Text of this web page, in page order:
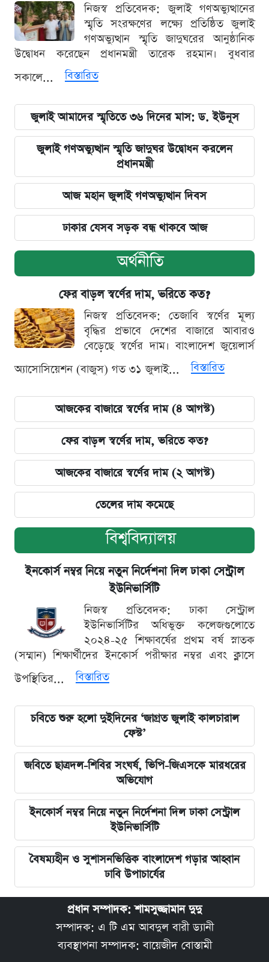
নিজস্ব প্রতিবেদক: জুলাই গণঅভ্যুত্থানের
স্মৃতি সংরক্ষণের লক্ষ্যে প্রতিষ্ঠিত জুলাই
গণঅভ্যুত্থান স্মৃতি জাদুঘরের আনুষ্ঠানিক
উদ্বোধন করেছেন প্রধানমন্ত্রী তারেক রহমান। বুধবার
সকালে...
বিস্তারিত
জুলাই আমাদের স্মৃতিতে ৩৬ দিনের মাস: ড. ইউনূস
জুলাই গণঅভ্যুত্থান স্মৃতি জাদুঘর উদ্বোধন করলেন
প্রধানমন্ত্রী
আজ মহান জুলাই গণঅভ্যুত্থান দিবস
ঢাকার যেসব সড়ক বন্ধ থাকবে আজ
অর্থনীতি
ফের বাড়ল স্বর্ণের দাম, ভরিতে কত?
নিজস্ব প্রতিবেদক: তেজাবি স্বর্ণের মূল্য
বৃদ্ধির প্রভাবে দেশের বাজারে আবারও
বেড়েছে স্বর্ণের দাম। বাংলাদেশ জুয়েলার্স
অ্যাসোসিয়েশন (বাজুস) গত ৩১ জুলাই...
বিস্তারিত
আজকের বাজারে স্বর্ণের দাম (৪ আগস্ট)
ফের বাড়ল স্বর্ণের দাম, ভরিতে কত?
আজকের বাজারে স্বর্ণের দাম (২ আগস্ট)
তেলের দাম কমেছে
বিশ্ববিদ্যালয়
ইনকোর্স নম্বর নিয়ে নতুন নির্দেশনা দিল ঢাকা সেন্ট্রাল
ইউনিভার্সিটি
নিজস্ব প্রতিবেদক: ঢাকা সেন্ট্রাল
ইউনিভার্সিটির অধিভুক্ত কলেজগুলোতে
২০২৪-২৫ শিক্ষাবর্ষের প্রথম বর্ষ স্নাতক
(সম্মান) শিক্ষার্থীদের ইনকোর্স পরীক্ষার নম্বর এবং ক্লাসে
উপস্থিতির...
বিস্তারিত
চবিতে শুরু হলো দুইদিনের ‘জাগ্রত জুলাই কালচারাল
ফেস্ট’
জবিতে ছাত্রদল-শিবির সংঘর্ষ, ভিপি-জিএসকে মারধরের
অভিযোগ
ইনকোর্স নম্বর নিয়ে নতুন নির্দেশনা দিল ঢাকা সেন্ট্রাল
ইউনিভার্সিটি
বৈষম্যহীন ও সুশাসনভিত্তিক বাংলাদেশ গড়ার আহ্বান
ঢাবি উপাচার্যের
প্রধান সম্পাদক: শামসুজ্জামান দুদু
সম্পাদক: এ টি এম আবদুল বারী ড্যানী
ব্যবস্থাপনা সম্পাদক: বায়েজীদ বোস্তামী